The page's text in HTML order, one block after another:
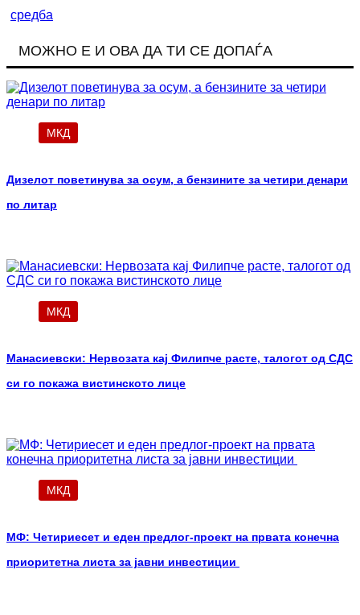
средба
МОЖНО Е И ОВА ДА ТИ СЕ ДОПАЃА
МКД
Дизелот поветинува за осум, а бензините за четири денари
по литар
МКД
Манасиевски: Нервозата кај Филипче расте, талогот од СДС
си го покажа вистинското лице
МКД
МФ: Четириесет и еден предлог-проект на првата конечна
приоритетна листа за јавни инвестиции